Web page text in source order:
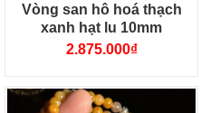
Vòng san hô hoá thạch
xanh hạt lu 10mm
2.875.000₫